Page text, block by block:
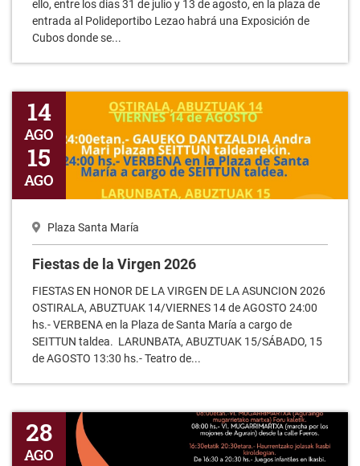
14
AGO
15
AGO
Plaza Santa María
Fiestas de la Virgen 2026
FIESTAS EN HONOR DE LA VIRGEN DE LA ASUNCION 2026
OSTIRALA, ABUZTUAK 14/VIERNES 14 de AGOSTO 24:00
SEITTUN taldea. LARUNBATA, ABUZTUAK 15/SÁBADO, 15
de AGOSTO 13:30 hs.- Teatro de...
28
AGO
30
AGO